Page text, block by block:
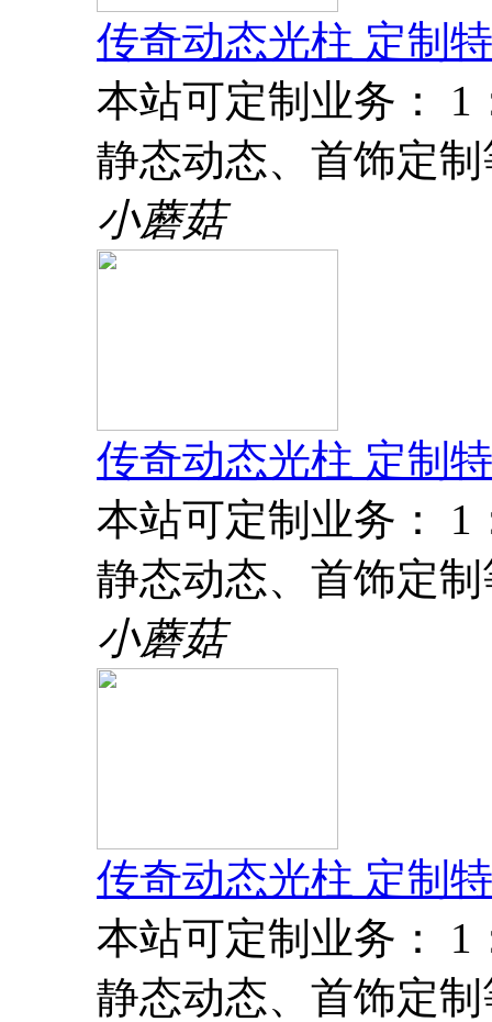
传奇动态光柱 定制
本站可定制业务： 1
静态动态、首饰定
小蘑菇
传奇动态光柱 定制
本站可定制业务： 1
静态动态、首饰定
小蘑菇
传奇动态光柱 定制
本站可定制业务： 1
静态动态、首饰定